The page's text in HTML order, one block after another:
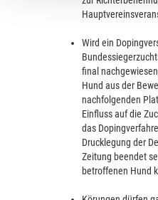
Wird ein
final
Hund aus der
nachfolgenden
Einfluss auf die
das
Drucklegung der
Zeitung beendet
betroffenen Hund